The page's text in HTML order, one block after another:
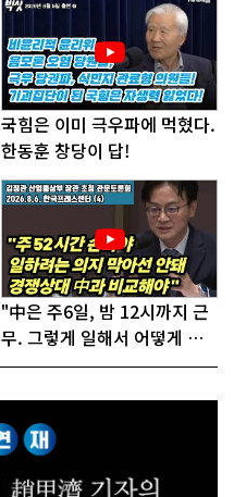
국힘은 이미 극우파에 먹혔다.
한동훈 창당이 답!
"中은 주6일, 밤 12시까지 근
무. 그렇게 일해서 어떻게 경
쟁하냐 반문하더라"